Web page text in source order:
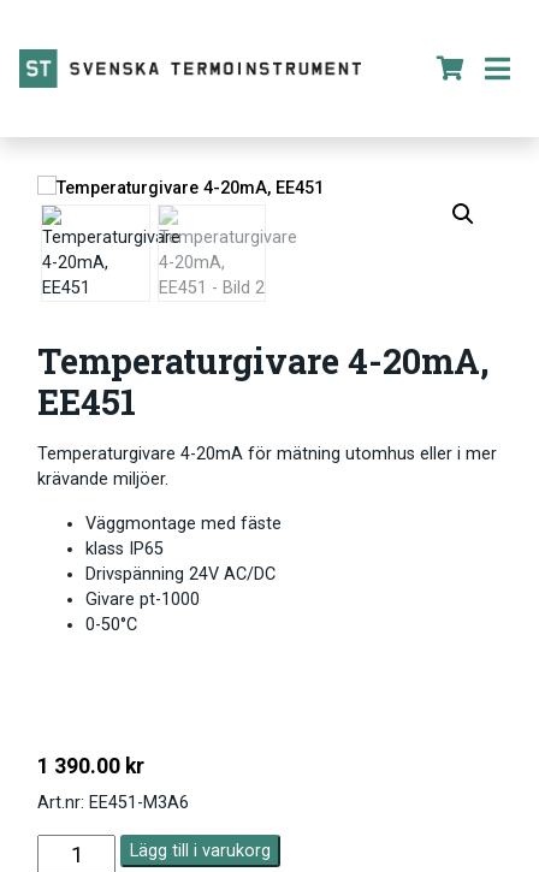
Temperaturgivare 4-20mA,
EE451
Temperaturgivare 4-20mA för mätning utomhus eller i mer
krävande miljöer.
Väggmontage med fäste
klass IP65
Drivspänning 24V AC/DC
Givare pt-1000
0-50°C
1 390.00 kr
Art.nr: EE451-M3A6
Lägg till i varukorg